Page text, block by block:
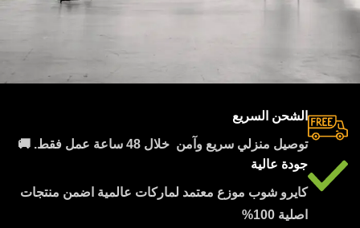
Decor
Rhoncus quisque sollicitudin
الشحن السريع
توصيل منزلي سريع وآمن خلال 48 ساعة عمل فقط. 🚚
جودة عالية
كايرو شوب موزع معتمد لماركات عالمية اضمن منتجات
اصلية 100%